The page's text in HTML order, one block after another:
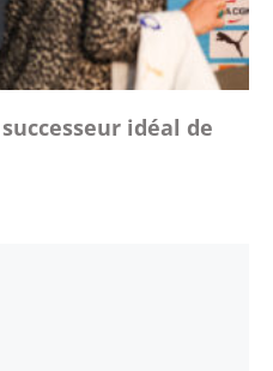
idéal de